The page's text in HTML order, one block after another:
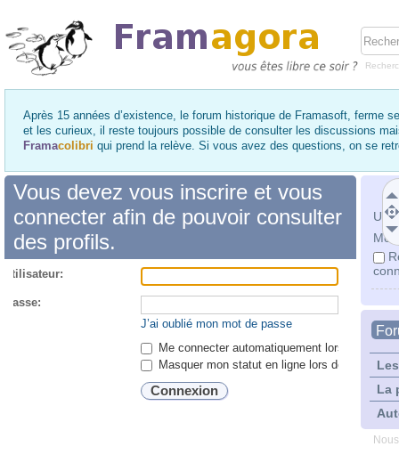
Après 15 années d’existence, le forum historique de Framasoft, ferme
et les curieux, il reste toujours possible de consulter les discussions
Framacolibri qui prend la relève. Si vous avez des questions, on se
Mot
La
Vous devez vous inscrire et vous
connecter afin de pouvoir consulter
des profils.
passe:
J’ai oublié mon mot de passe
Me connecter automatiquement lors de
Masquer mon statut en ligne lors de cette